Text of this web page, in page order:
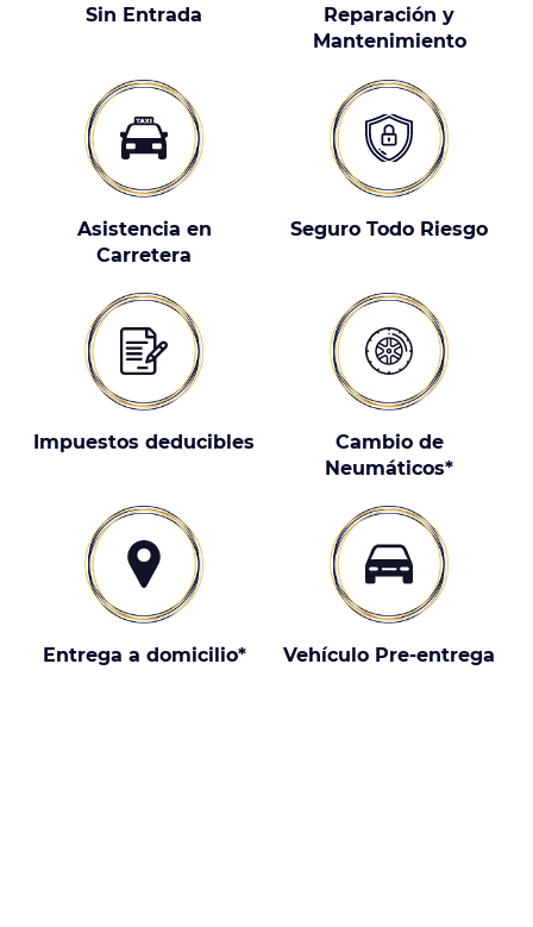
Sin Entrada
Reparación y
Mantenimiento
Asistencia en
Carretera
Seguro Todo Riesgo
Impuestos deducibles
Cambio de
Neumáticos*
Entrega a domicilio* Vehículo Pre-entrega